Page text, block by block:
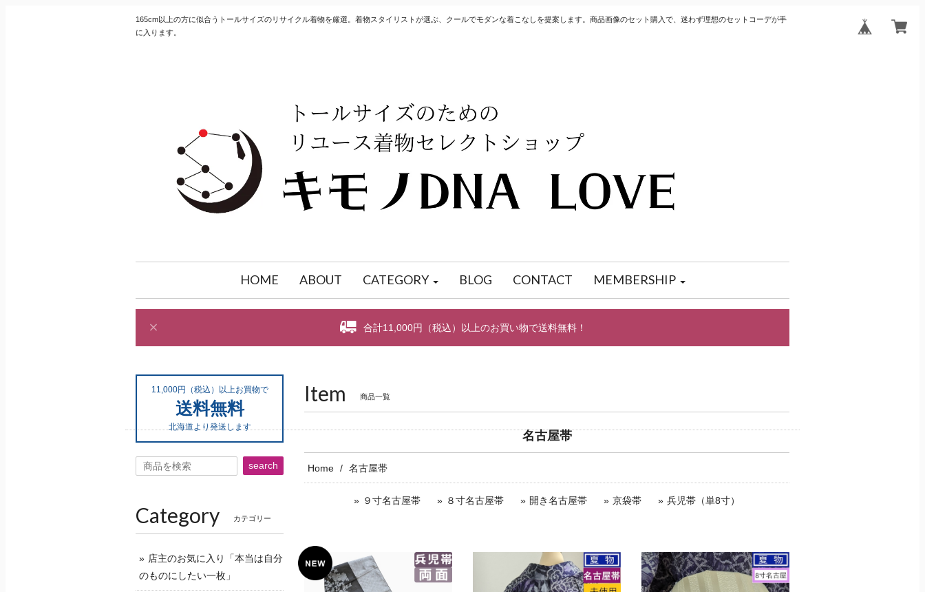
165cm以上の方に似合うトールサイズのリサイクル着物を厳選。着物スタイリストが選ぶ、クールでモダンな着こなしを提案します。商品画像のセット購入で、迷わず理想のセットコーデが手
に入ります。
HOME ABOUT CATEGORY BLOG CONTACT MEMBERSHIP
合計11,000円（税込）以上のお買い物で送料無料！
Item 商品一覧
名古屋帯
Home 名古屋帯
９寸名古屋帯 ８寸名古屋帯 開き名古屋帯 京袋帯 兵児帯（単8寸）
11,000円（税込）以上お買物で
送料無料
北海道より発送します
search
Category カテゴリー
店主のお気に入り「本当は自分
のものにしたい一枚」